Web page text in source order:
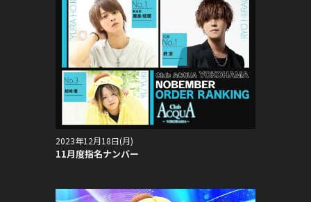
2023年12月18日(月)
11月度指名ナンバー